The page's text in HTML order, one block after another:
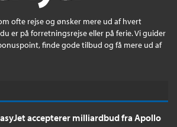
ofte rejse og ønsker mere ud af hvert
er på forretningsrejse eller på ferie. Vi guider
finde gode tilbud og få mere ud af
accepterer milliardbud fra Apollo